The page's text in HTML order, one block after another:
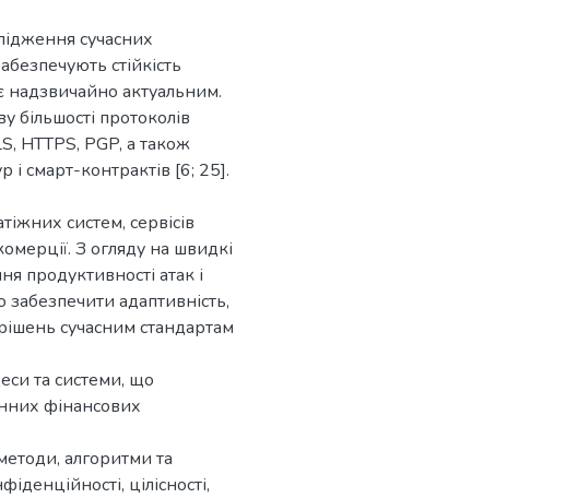
сучасних
стійкість
надзвичайно актуальним.
більшості протоколів
HTTPS, PGP, а також
і смарт-контрактів [6; 25].
систем, сервісів
З огляду на швидкі
продуктивності атак і
адаптивність,
сучасним стандартам
та системи, що
фінансових
алгоритми та
цілісності,